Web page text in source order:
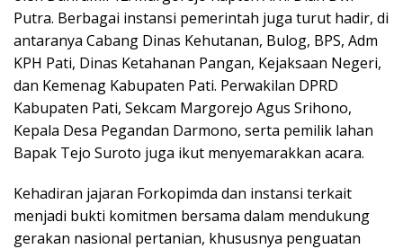
Putra. Berbagai instansi pemerintah juga turut hadir, di
antaranya Cabang Dinas Kehutanan, Bulog, BPS, Adm
KPH Pati, Dinas Ketahanan Pangan, Kejaksaan Negeri,
dan Kemenag Kabupaten Pati. Perwakilan DPRD
Kabupaten Pati, Sekcam Margorejo Agus Srihono,
Kepala Desa Pegandan Darmono, serta pemilik lahan
Bapak Tejo Suroto juga ikut menyemarakkan acara.
Kehadiran jajaran Forkopimda dan instansi terkait
menjadi bukti komitmen bersama dalam mendukung
gerakan nasional pertanian, khususnya penguatan